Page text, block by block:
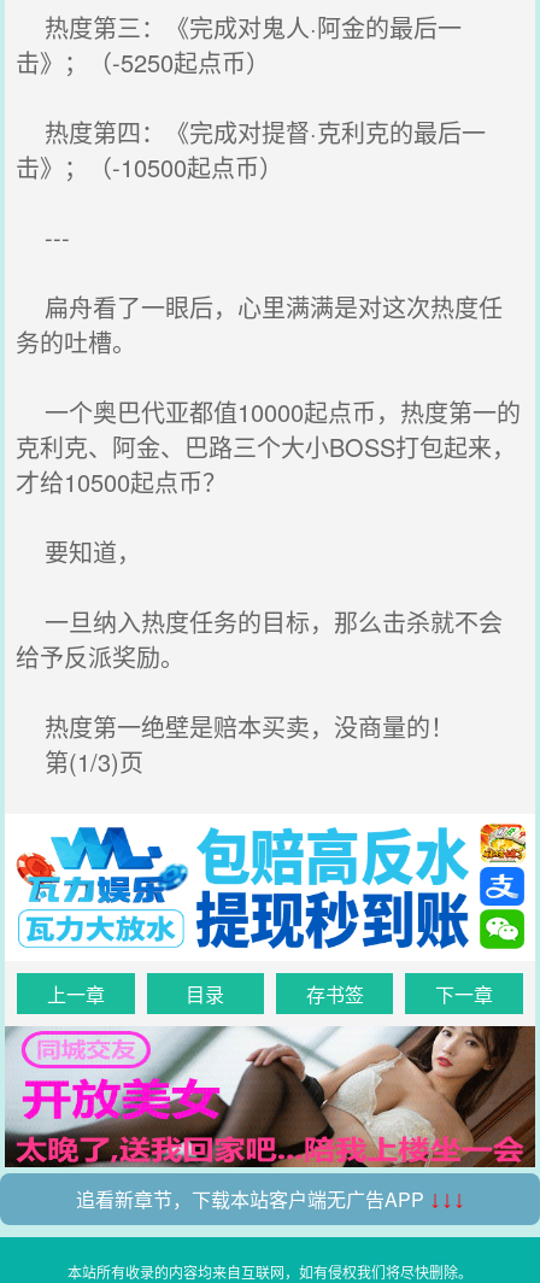
热度第三：《完成对鬼人·阿金的最后一
击》；（-5250起点币）
热度第四：《完成对提督·克利克的最后一
击》；（-10500起点币）
---
扁舟看了一眼后，心里满满是对这次热度任
务的吐槽。
一个奥巴代亚都值10000起点币，热度第一的
克利克、阿金、巴路三个大小BOSS打包起来，
才给10500起点币？
要知道，
一旦纳入热度任务的目标，那么击杀就不会
给予反派奖励。
热度第一绝壁是赔本买卖，没商量的！
第(1/3)页
上一章 目录 存书签 下一章
追看新章节，下载本站客户端无广告APP ↓↓↓
本站所有收录的内容均来自互联网，如有侵权我们将尽快删除。